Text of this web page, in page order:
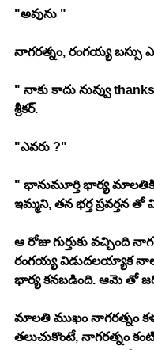
"అవును "
నాగరత్నం, రంగయ్య బస్సు
" నాకు కాదు నువ్వు
శ్రీకర్.
"ఎవరు ?"
" భానుమూర్తి భార్య
ఇమ్మని, తన భర్త ప్రవర్తన
ఆ రోజు గుర్తుకు వచ్చింది
రంగయ్య విడుదలయ్యాక
భార్య కనబడింది. ఆమె తో
మాలతి ముఖం నాగరత్నం
తలుచుకొంటే, నాగరత్నం